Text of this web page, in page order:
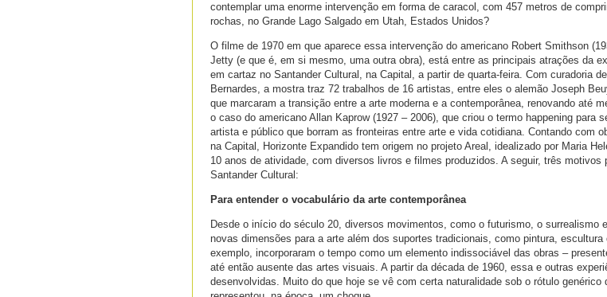
contemplar uma enorme intervenção em forma de caracol, com 457 metros de
rochas, no Grande Lago Salgado em Utah, Estados Unidos?
O filme de 1970 em que aparece essa intervenção do americano Robert Smithson
Jetty (e que é, em si mesmo, uma outra obra), está entre as principais atrações da
em cartaz no Santander Cultural, na Capital, a partir de quarta-feira. Com curadoria
Bernardes, a mostra traz 72 trabalhos de 16 artistas, entre eles o alemão Joseph
que marcaram a transição entre a arte moderna e a contemporânea, renovando até
o caso do americano Allan Kaprow (1927 – 2006), que criou o termo happening para
artista e público que borram as fronteiras entre arte e vida cotidiana. Contando com
na Capital, Horizonte Expandido tem origem no projeto Areal, idealizado por Maria
10 anos de atividade, com diversos livros e filmes produzidos. A seguir, três motivos
Santander Cultural:
Para entender o vocabulário da arte contemporânea
Desde o início do século 20, diversos movimentos, como o futurismo, o surrealismo
novas dimensões para a arte além dos suportes tradicionais, como pintura,
exemplo, incorporaram o tempo como um elemento indissociável das obras –
até então ausente das artes visuais. A partir da década de 1960, essa e outras
desenvolvidas. Muito do que hoje se vê com certa naturalidade sob o rótulo genérico